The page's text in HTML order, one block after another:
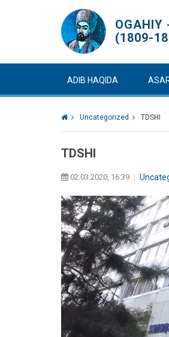
OGAHIY
(1809-
ADIB HAQIDA
Uncategorized TDSHI
TDSHI
02.03.2020, 16:39